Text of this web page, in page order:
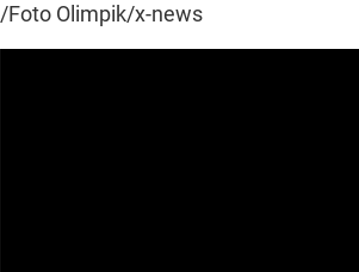
/Foto Olimpik/x-news